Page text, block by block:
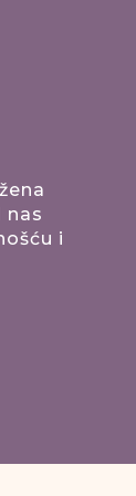
nas
i